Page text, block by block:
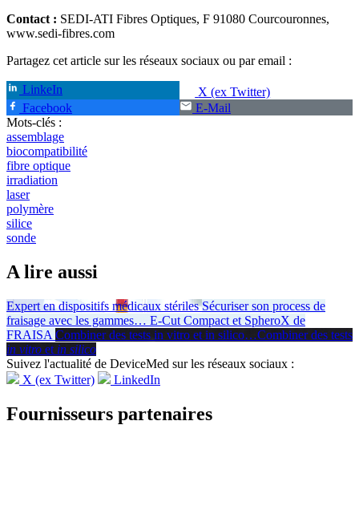
Contact : SEDI-ATI Fibres Optiques, F 91080 Courcouronnes,
www.sedi-fibres.com
Partagez cet article sur les réseaux sociaux ou par email :
LinkeIn
X (ex Twitter)
Facebook
E-Mail
Mots-clés :
assemblage
biocompatibilité
fibre optique
irradiation
laser
polymère
silice
sonde
A lire aussi
Expert en dispositifs médicaux stériles Sécuriser son process de
fraisage avec les gammes… E-Cut Compact et SpheroX de
FRAISA Combiner des tests in vitro et in silico…Combiner des tests
in vitro et in silico
Suivez l'actualité de DeviceMed sur les réseaux sociaux :
X (ex Twitter)
LinkedIn
Fournisseurs partenaires